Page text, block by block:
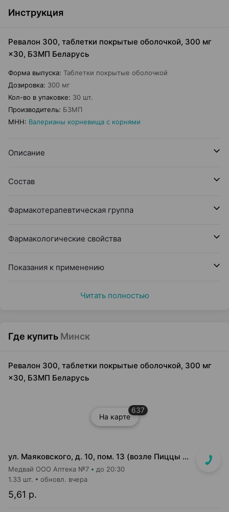
Инструкция
Ревалон 300, таблетки покрытые оболочкой, 300 мг
×30, БЗМП Беларусь
Форма выпуска: Таблетки покрытые оболочкой
Дозировка: 300 мг
Кол-во в упаковке: 30 шт.
Производитель: БЗМП
МНН: Валерианы корневища с корнями
Описание
Состав
Фармакотерапевтическая группа
Фармакологические свойства
Показания к применению
Читать полностью
Где купить Минск
Ревалон 300, таблетки покрытые оболочкой, 300 мг
×30, БЗМП Беларусь
На карте
637
ул. Маяковского, д. 10, пом. 13 (возле Пиццы Мании)
Медвай ООО Аптека №7 до 20:30
5,61 р.
1.33 шт. обновл. вчера